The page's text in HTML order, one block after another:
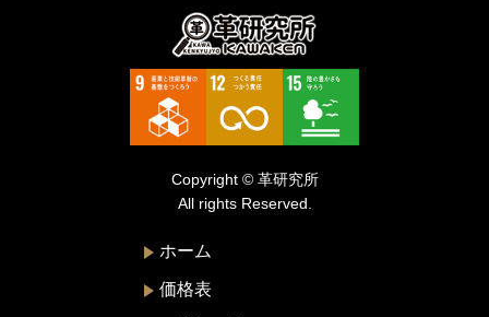
トゥモローランド
ドルチェ&ガッバーナ
バレンシアガ
Copyright © 革研究所
All rights Reserved.
ホーム
価格表